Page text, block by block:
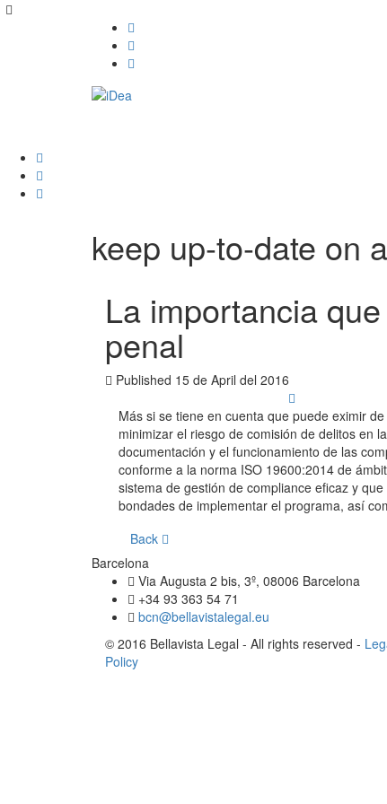
keep up-to-date on
La importancia
penal
Published 15 de April del 2016
Más si se tiene en cuenta que puede eximir
minimizar el riesgo de comisión de delitos en
documentación y el funcionamiento de las
conforme a la norma ISO 19600:2014 de
sistema de gestión de compliance eficaz y
bondades de implementar el programa, así
Back
Barcelona
Via Augusta 2 bis, 3º, 08006 Barcelona
+34 93 363 54 71
bcn@bellavistalegal.eu
© 2016 Bellavista Legal - All rights reserved -
Policy